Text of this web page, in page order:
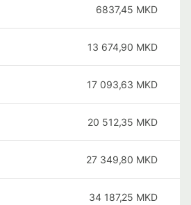
6837,45 MKD
13 674,90 MKD
17 093,63 MKD
20 512,35 MKD
27 349,80 MKD
34 187,25 MKD